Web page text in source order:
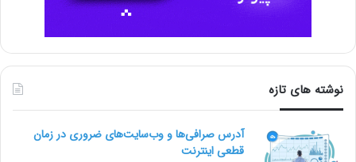
نوشته های تازه
آدرس صرافی‌ها و وب‌سایت‌های ضروری در زمان
قطعی اینترنت